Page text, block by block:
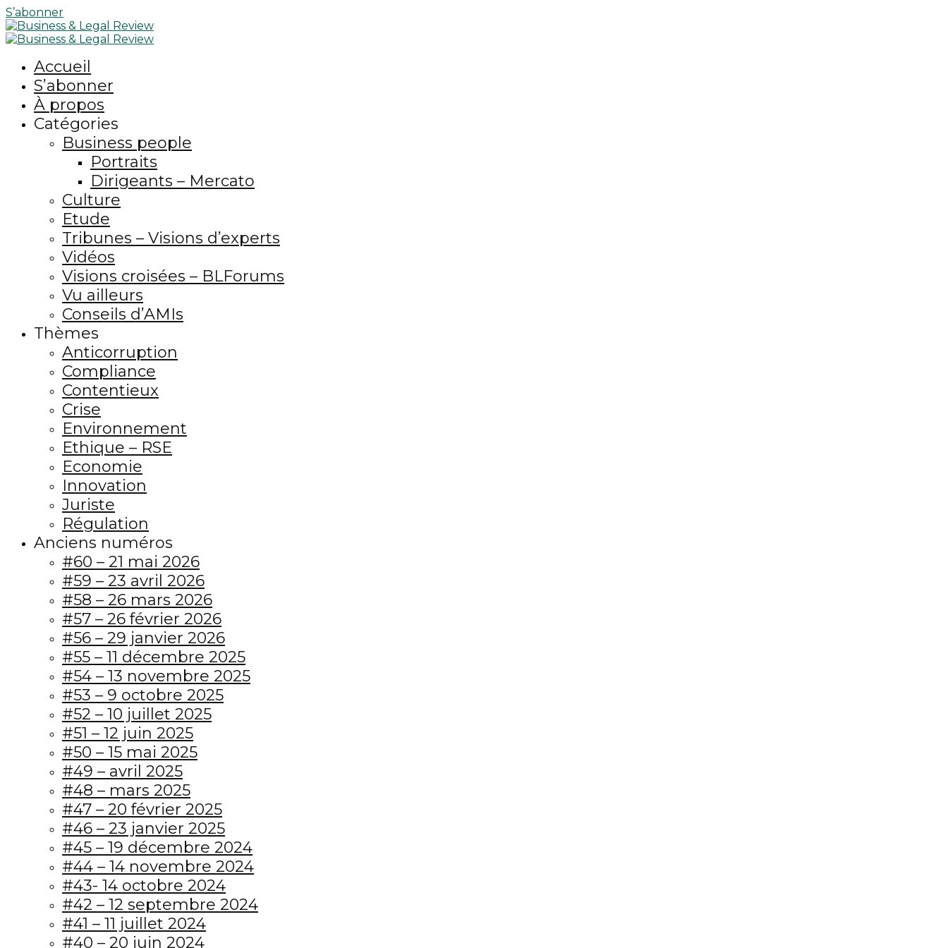
S’abonner
Accueil
S’abonner
À propos
Catégories
Business people
Portraits
Dirigeants – Mercato
Culture
Etude
Tribunes – Visions d’experts
Vidéos
Visions croisées – BLForums
Vu ailleurs
Conseils d’AMIs
Thèmes
Anticorruption
Compliance
Contentieux
Crise
Environnement
Ethique – RSE
Economie
Innovation
Juriste
Régulation
Anciens numéros
#60 – 21 mai 2026
#59 – 23 avril 2026
#58 – 26 mars 2026
#57 – 26 février 2026
#56 – 29 janvier 2026
#55 – 11 décembre 2025
#54 – 13 novembre 2025
#53 – 9 octobre 2025
#52 – 10 juillet 2025
#51 – 12 juin 2025
#50 – 15 mai 2025
#49 – avril 2025
#48 – mars 2025
#47 – 20 février 2025
#46 – 23 janvier 2025
#45 – 19 décembre 2024
#44 – 14 novembre 2024
#43- 14 octobre 2024
#42 – 12 septembre 2024
#41 – 11 juillet 2024
#40 – 20 juin 2024